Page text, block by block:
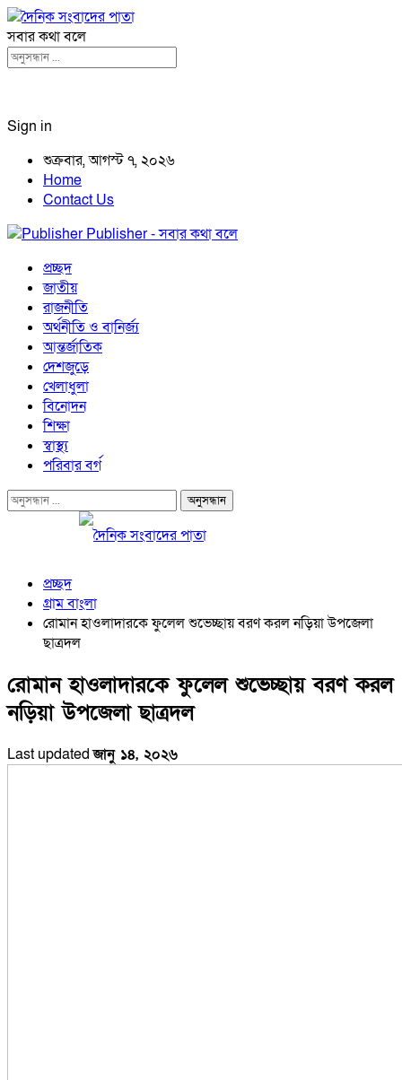
সবার কথা বলে
Sign in
শুক্রবার, আগস্ট ৭, ২০২৬
Home
Contact Us
Publisher - সবার কথা বলে
প্রচ্ছদ
জাতীয়
রাজনীতি
অর্থনীতি ও বানির্জ্য
আন্তর্জাতিক
দেশজুড়ে
খেলাধুলা
বিনোদন
শিক্ষা
স্বাস্থ্য
পরিবার বর্গ
প্রচ্ছদ
গ্রাম বাংলা
রোমান হাওলাদারকে ফুলেল শুভেচ্ছায় বরণ করল নড়িয়া উপজেলা
ছাত্রদল
রোমান হাওলাদারকে ফুলেল শুভেচ্ছায় বরণ করল
নড়িয়া উপজেলা ছাত্রদল
Last updatedজানু ১৪, ২০২৬